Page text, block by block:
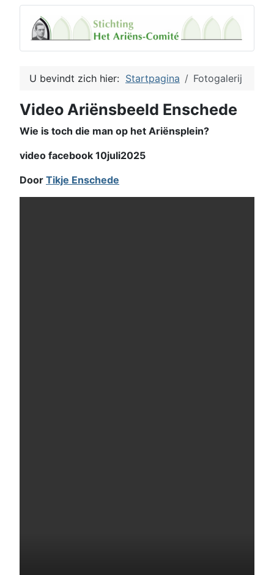
U bevindt zich hier: Startpagina Fotogalerij
Video Ariënsbeeld Enschede
Wie is toch die man op het Ariënsplein?
video facebook 10juli2025
Door Tikje Enschede